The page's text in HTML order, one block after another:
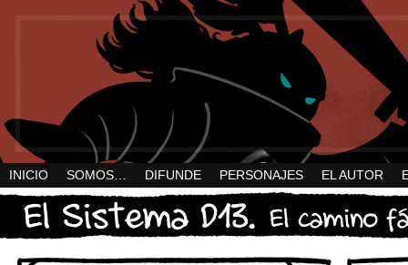
INICIO SOMOS… DIFUNDE PERSONAJES EL AUTOR